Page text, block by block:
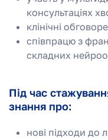
консультаціях
клінічні
співпрацю з
складних
Під час
знання про:
нові підходи до